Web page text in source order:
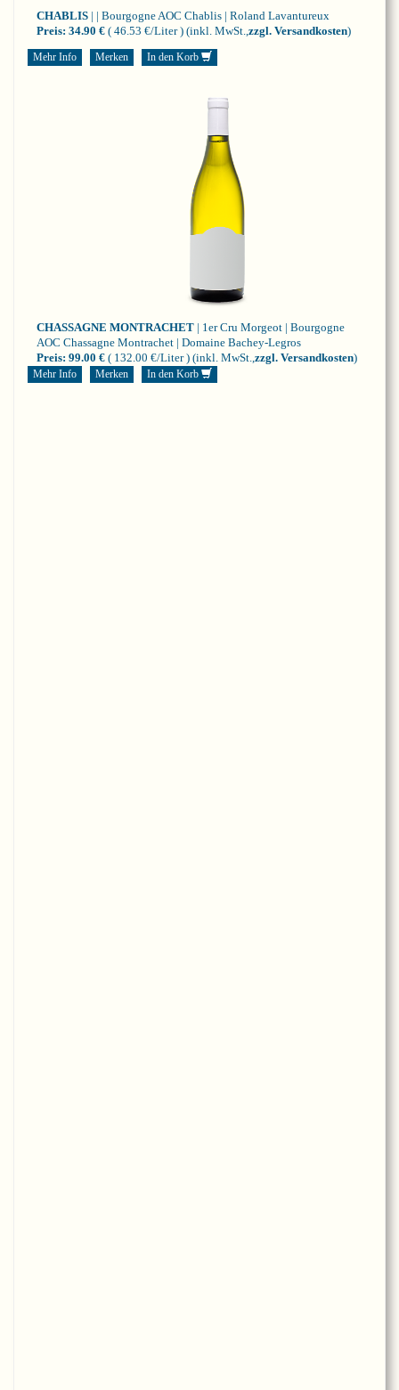
CHABLIS | | Bourgogne AOC Chablis | Roland Lavantureux
Preis: 34.90 € ( 46.53 €/Liter ) (inkl. MwSt., zzgl. Versandkosten)
Mehr Info Merken In den Korb
CHASSAGNE MONTRACHET | 1er Cru Morgeot | Bourgogne
AOC Chassagne Montrachet | Domaine Bachey-Legros
Preis: 99.00 € ( 132.00 €/Liter ) (inkl. MwSt., zzgl. Versandkosten)
Mehr Info Merken In den Korb